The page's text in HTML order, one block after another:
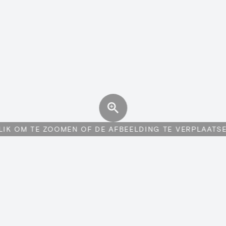
OM TE ZOOMEN OF DE AFBEELDING TE